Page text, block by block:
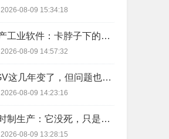
2026-08-09 15:34:18
国产工业软件：卡脖子下的突围与阵痛
2026-08-09 14:57:32
AGV这几年变了，但问题也不少
2026-08-09 14:23:16
准时制生产：它没死，只是换了个活法
2026-08-09 13:28:15